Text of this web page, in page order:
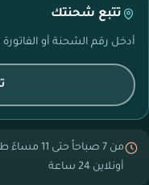
تتبع شحنتك
أدخل رقم الشحنة أو
من 7
أونلاين 24 ساعة